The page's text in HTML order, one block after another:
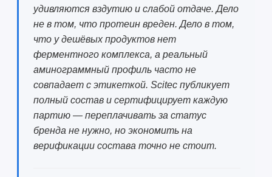
удивляются вздутию и слабой отдаче. Дело
не в том, что протеин вреден. Дело в том,
что у дешёвых продуктов нет
ферментного комплекса, а реальный
аминограммный профиль часто не
совпадает с этикеткой. Scitec публикует
полный состав и сертифицирует каждую
партию — переплачивать за статус
бренда не нужно, но экономить на
верификации состава точно не стоит.